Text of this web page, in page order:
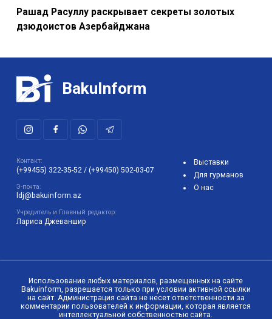
Рашад Расуллу раскрывает секреты золотых
дзюдоистов Азербайджана
BakuInform
Контакт:
(+99455) 322-35-52 / (+99450) 502-03-07
Э-почта:
ldj@bakuinform.az
Учредитель и Главный редактор:
Лариса Джеваншир
Выставки
Для гурманов
О нас
Использование любых материалов, размещенных на сайте
Bakuinform, разрешается только при условии активной ссылки
на сайт. Администрация сайта не несет ответственности за
комментарии пользователей к информации, которая является
интеллектуальной собственностью сайта.